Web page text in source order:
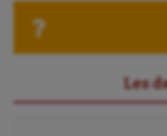
Ultimate
VoileLes